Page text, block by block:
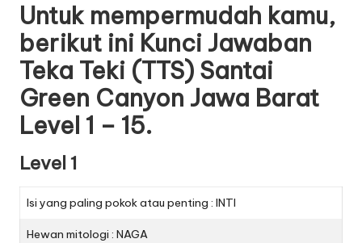
Untuk mempermudah kamu,
berikut ini Kunci Jawaban
Teka Teki (TTS) Santai
Green Canyon Jawa Barat
Level 1 – 15.
Level 1
Isi yang paling pokok atau penting : INTI
Hewan mitologi : NAGA